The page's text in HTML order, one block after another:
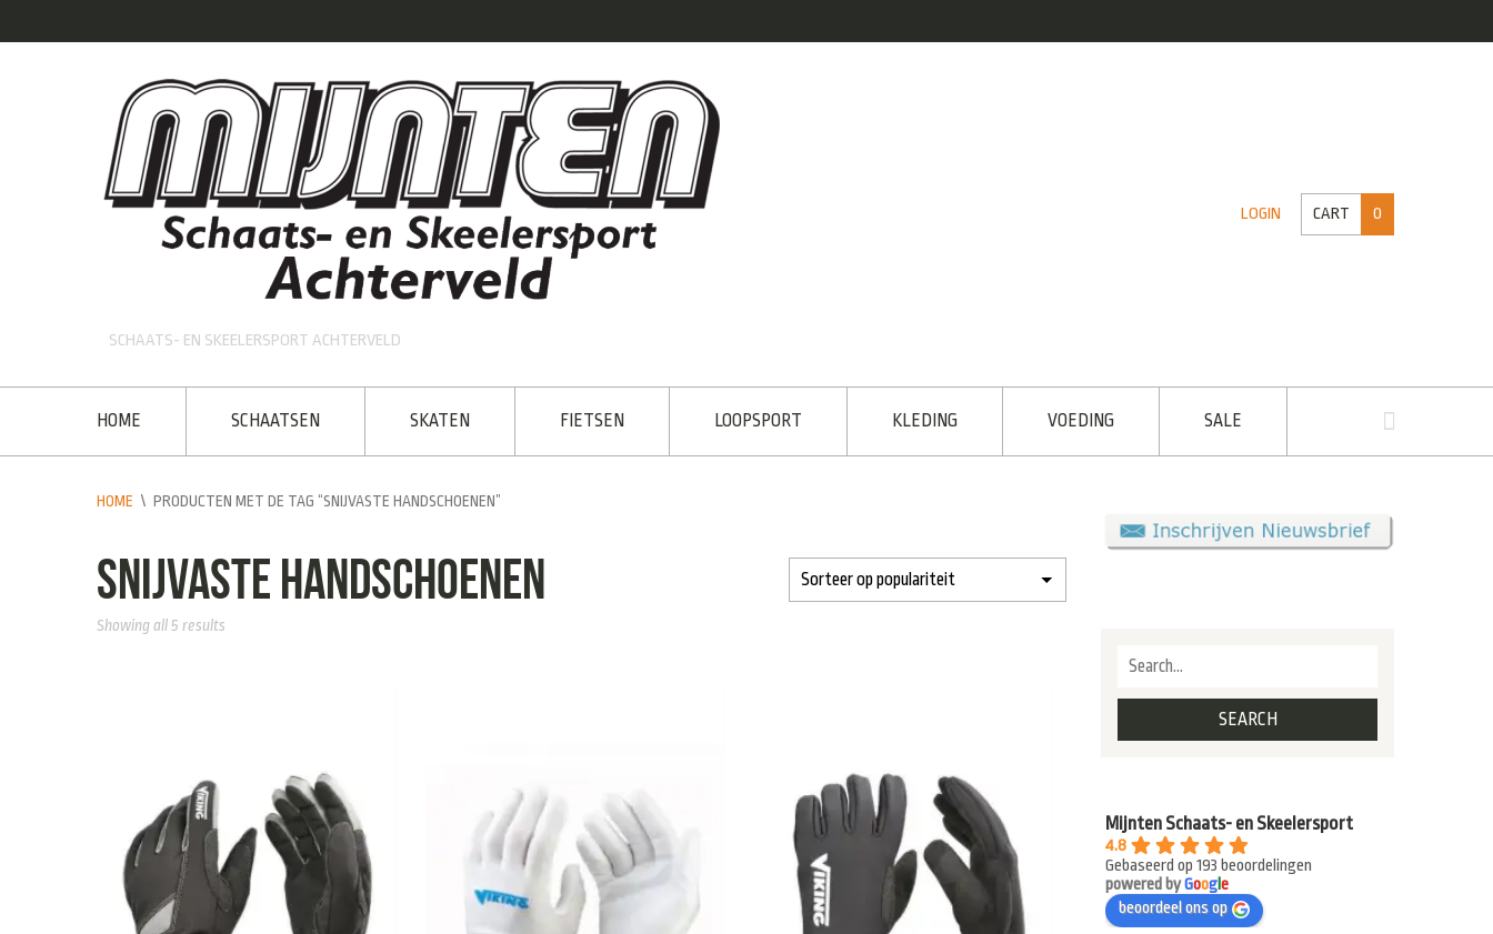
SCHAATS- EN SKEELERSPORT ACHTERVELD
LOGIN CART 0
HOME SCHAATSEN SKATEN FIETSEN LOOPSPORT KLEDING VOEDING SALE
HOME \ PRODUCTEN MET DE TAG “SNIJVASTE HANDSCHOENEN”
snijvaste handschoenen
Showing all 5 results
Mijnten Schaats- en Skeelersport
4.8
Gebaseerd op 193 beoordelingen
powered byGoogle
beoordeel ons op